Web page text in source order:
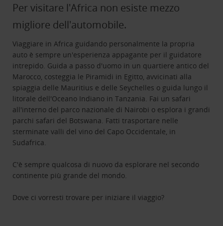
Per visitare l'Africa non esiste mezzo
migliore dell'automobile.
Viaggiare in Africa guidando personalmente la propria
auto è sempre un'esperienza appagante per il guidatore
intrepido. Guida a passo d'uomo in un quartiere antico del
Marocco, costeggia le Piramidi in Egitto, avvicinati alla
spiaggia delle Mauritius e delle Seychelles o guida lungo il
litorale dell'Oceano Indiano in Tanzania. Fai un safari
all'interno del parco nazionale di Nairobi o esplora i grandi
parchi safari del Botswana. Fatti trasportare nelle
sterminate valli del vino del Capo Occidentale, in
Sudafrica.
C'è sempre qualcosa di nuovo da esplorare nel secondo
continente più grande del mondo.
Dove ci vorresti trovare per iniziare il viaggio?